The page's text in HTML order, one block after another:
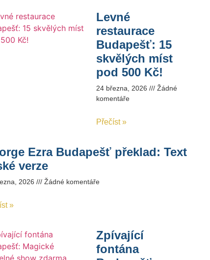
Levné
restaurace
Budapešť: 15
skvělých míst
pod 500 Kč!
24 března, 2026
Žádné
komentáře
Přečíst »
Ezra Budapešť překlad: Text
verze
2026 Žádné komentáře
»
Zpívající
fontána